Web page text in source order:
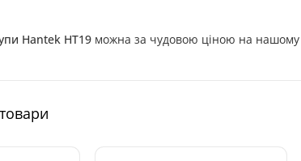
Hantek HT19 можна за чудовою ціною на нашому